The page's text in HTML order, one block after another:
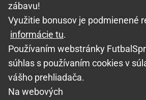
zábavu!
Využitie bonusov je podmienené
informácie tu.
Používaním webstránky
súhlas s používaním cookies v
vášho prehliadača.
Na webových